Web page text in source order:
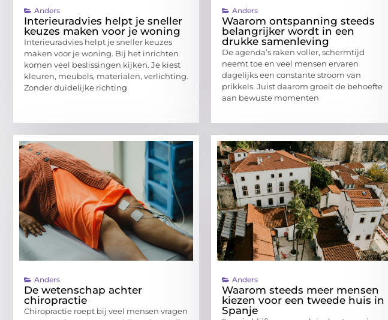
Anders
Interieuradvies helpt je sneller
keuzes maken voor je woning
Interieuradvies helpt je sneller keuzes
maken voor je woning. Bij het inrichten
komen veel beslissingen kijken. Je kiest
kleuren, meubels, materialen, verlichting.
Zonder duidelijke richting
Anders
Waarom ontspanning steeds
belangrijker wordt in een
drukke samenleving
De agenda’s raken voller, schermtijd
neemt toe en veel mensen ervaren
dagelijks een constante stroom van
prikkels. Juist daarom groeit de behoefte
aan bewuste momenten
Anders
De wetenschap achter
chiropractie
Chiropractie roept bij veel mensen vragen
Anders
Waarom steeds meer mensen
kiezen voor een tweede huis in
Spanje